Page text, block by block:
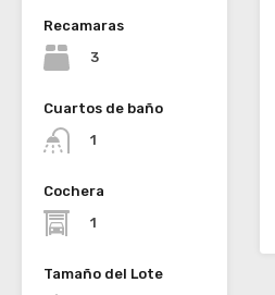
Recamaras
3
Cuartos de baño
1
Cochera
1
Tamaño del Lote